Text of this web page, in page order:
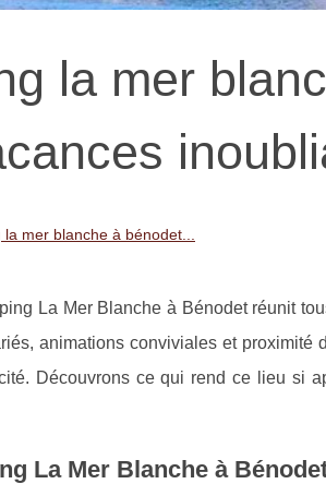
la mer
mer blanche à bénodet...
La Mer Blanche à Bénodet réunit
animations conviviales et proximité
Découvrons ce qui rend ce lieu si
La Mer Blanche à